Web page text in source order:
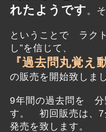
れたようです。
ということで ラク
し”を信じて、
『過去問丸覚え
の販売を開始致しま
9年間の過去問を
す。 初回販売は、7
発売を致します。